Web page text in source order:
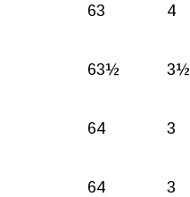
63 4
63½ 3½
64 3
64 3